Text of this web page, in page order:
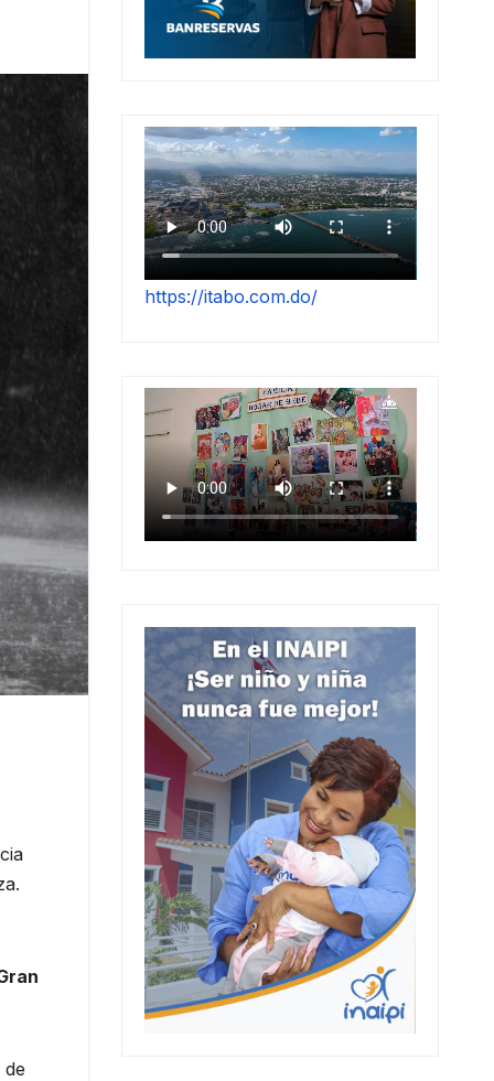
https://itabo.com.do/